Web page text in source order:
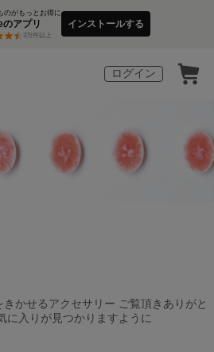
のがもっとお得に
アプリ
3万件以上
インストールする
ログイン
かせるアクセサリー ご覧頂きありがと
に入りが見つかりますように